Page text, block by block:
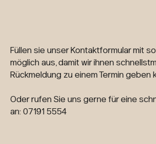
Füllen sie unser Kontaktformular mit
möglich aus, damit wir ihnen
Rückmeldung zu einem Termin geben
Oder rufen Sie uns gerne für eine
an: 07191 5554